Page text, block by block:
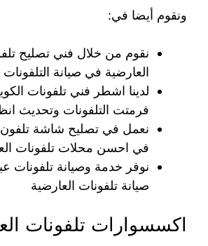
ونقوم أيضا في:
نقوم من خلال فني تصليح
العارضية في صيانة
لدينا اشطر فني تلفونات
فرمتت التلفونات وتحديث
نعمل في تصليح شاشة تلفون
في احسن محلات تلفونات
نوفر خدمة وصيانة
صيانة تلفونات العارضية
اكسسوارات تلفونات